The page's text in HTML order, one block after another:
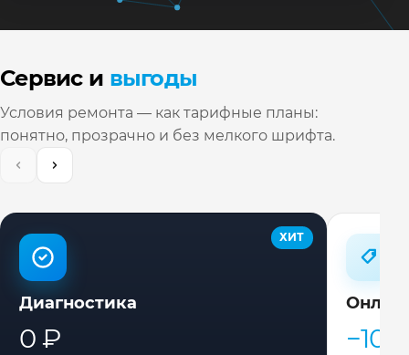
Сервис и выгоды
Условия ремонта — как тарифные планы:
понятно, прозрачно и без мелкого шрифта.
ХИТ
Диагностика
0 ₽ −10%